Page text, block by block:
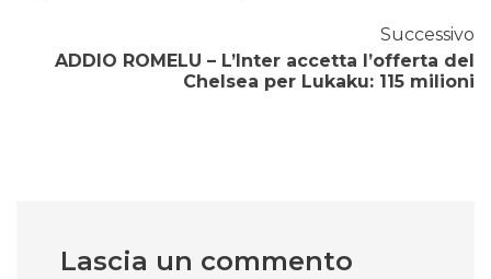
Successivo
ADDIO ROMELU – L’Inter accetta l’offerta del
Chelsea per Lukaku: 115 milioni
Lascia un commento